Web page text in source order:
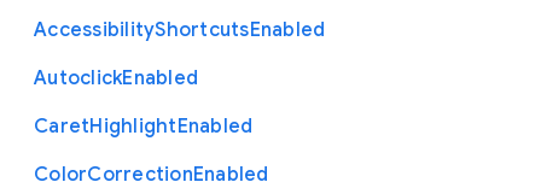
AccessibilityShortcutsEnabled
AutoclickEnabled
CaretHighlightEnabled
ColorCorrectionEnabled